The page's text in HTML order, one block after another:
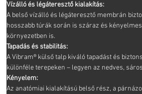
Vízálló és légáteresztő kialakítás:
A belső vízálló és légáteresztő membrán
hosszabb túrák során is száraz és
környezetben is.
Tapadás és stabilitás:
A Vibram® külső talp kiváló tapadást és
különféle terepeken – legyen az nedves,
Kényelem:
Az anatómiai kialakítású belső rész, a